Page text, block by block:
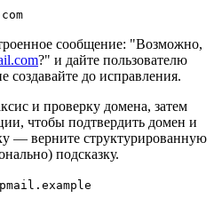
сообщение: "Возможно,
?" и дайте пользователю
создавайте до исправления.
и проверку домена, затем
чтобы подтвердить домен и
— верните структурированную
подсказку.